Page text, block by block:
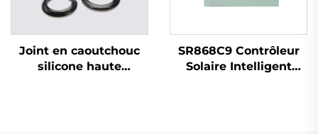
Joint en caoutchouc
silicone haute
SR868C9 Contrôleur
Solaire Intelligent